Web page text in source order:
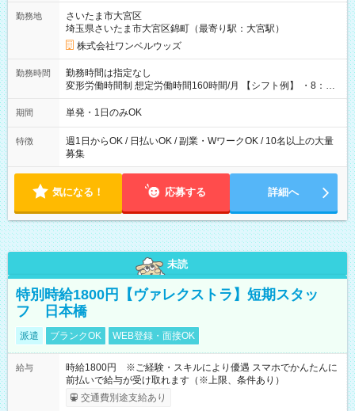
勤務地
さいたま市大宮区
埼玉県さいたま市大宮区錦町（最寄り駅：大宮駅）
株式会社ワンベルウッズ
勤務時間
勤務時間は指定なし
変形労働時間制 想定労働時間160時間/月 【シフト例】 ・8：00
～21：00
期間 単発・1日のみOK
特徴
週1日からOK / 日払いOK / 副業・WワークOK / 10名以上の大量
募集
気になる！ 応募する 詳細へ
未読
特別時給1800円【ヴァレクストラ】短期スタッ
フ 日本橋
派遣 ブランクOK WEB登録・面接OK
給与
時給1800円 ※ご経験・スキルにより優遇 スマホでかんたんに
前払いで給与が受け取れます（※上限、条件あり）
交通費別途支給あり